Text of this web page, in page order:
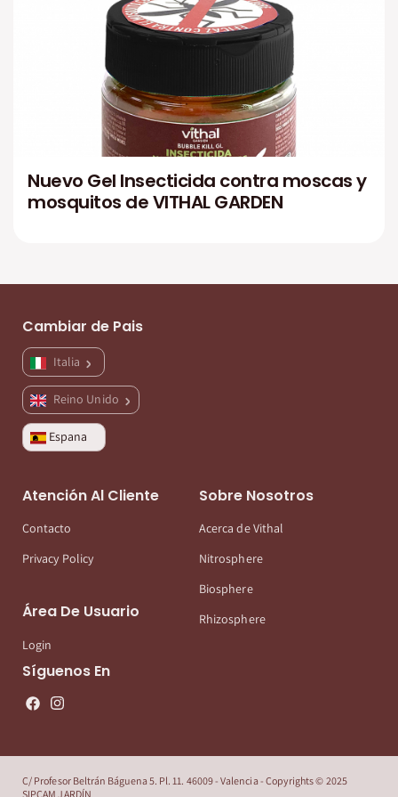
Nuevo Gel Insecticida contra moscas y
mosquitos de VITHAL GARDEN
Cambiar de Pais
Italia
Reino Unido
Espana
Atención Al Cliente
Contacto
Privacy Policy
Área De Usuario
Login
Sobre Nosotros
Acerca de Vithal
Nitrosphere
Biosphere
Rhizosphere
Síguenos En
C/ Profesor Beltrán Báguena 5. Pl. 11. 46009 - Valencia - Copyrights © 2025
SIPCAM JARDÍN